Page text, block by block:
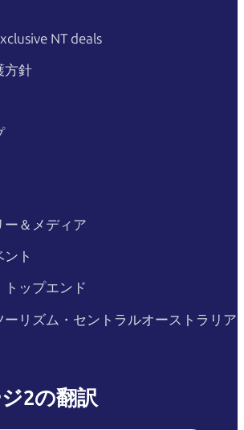
NT deals
方針
ー＆メディア
ト
ップエンド
ーリズム・セントラルオーストラリア
2の翻訳